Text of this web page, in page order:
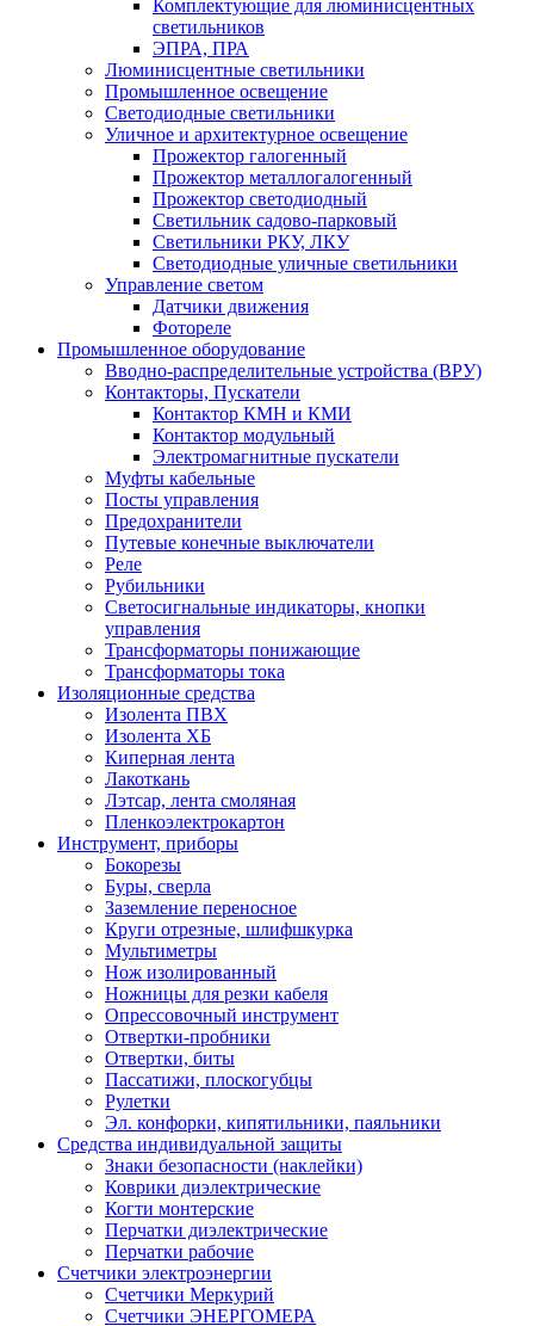
Комплектующие для люминисцентных
светильников
ЭПРА, ПРА
Люминисцентные светильники
Промышленное освещение
Светодиодные светильники
Уличное и архитектурное освещение
Прожектор галогенный
Прожектор металлогалогенный
Прожектор светодиодный
Светильник садово-парковый
Светильники РКУ, ЛКУ
Светодиодные уличные светильники
Управление светом
Датчики движения
Фотореле
Промышленное оборудование
Вводно-распределительные устройства (ВРУ)
Контакторы, Пускатели
Контактор КМН и КМИ
Контактор модульный
Электромагнитные пускатели
Муфты кабельные
Посты управления
Предохранители
Путевые конечные выключатели
Реле
Рубильники
Светосигнальные индикаторы, кнопки
управления
Трансформаторы понижающие
Трансформаторы тока
Изоляционные средства
Изолента ПВХ
Изолента ХБ
Киперная лента
Лакоткань
Лэтсар, лента смоляная
Пленкоэлектрокартон
Инструмент, приборы
Бокорезы
Буры, сверла
Заземление переносное
Круги отрезные, шлифшкурка
Мультиметры
Нож изолированный
Ножницы для резки кабеля
Опрессовочный инструмент
Отвертки-пробники
Отвертки, биты
Пассатижи, плоскогубцы
Рулетки
Эл. конфорки, кипятильники, паяльники
Средства индивидуальной защиты
Знаки безопасности (наклейки)
Коврики диэлектрические
Когти монтерские
Перчатки диэлектрические
Перчатки рабочие
Счетчики электроэнергии
Счетчики Меркурий
Счетчики ЭНЕРГОМЕРА